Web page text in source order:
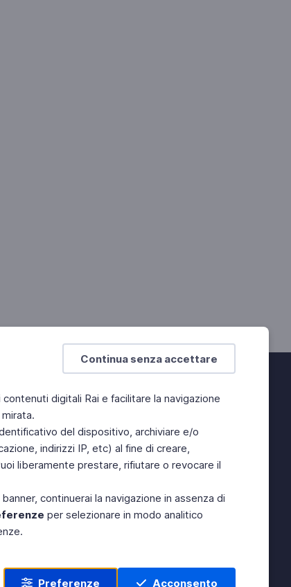
Continua senza accettare
digitali Rai e facilitare la navigazione
del dispositivo, archiviare e/o
indirizzi IP, etc) al fine di creare,
liberamente prestare, rifiutare o revocare il
continuerai la navigazione in assenza di
per selezionare in modo analitico
Preferenze Acconsento